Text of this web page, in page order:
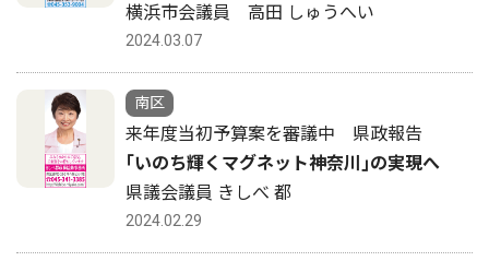
横浜市会議員 高田 しゅうへい
2024.03.07
南区
来年度当初予算案を審議中 県政報告
｢いのち輝くマグネット神奈川｣の実現へ
県議会議員 きしべ 都
2024.02.29